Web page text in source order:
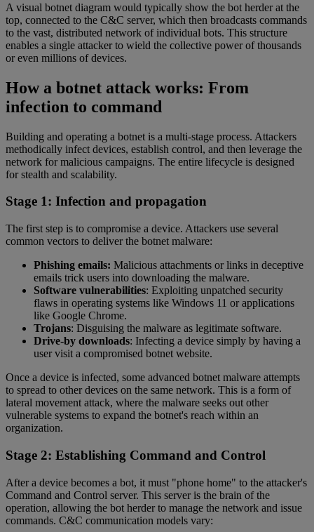
A visual botnet diagram would typically show the bot herder at the
top, connected to the C&C server, which then broadcasts commands
to the vast, distributed network of individual bots. This structure
enables a single attacker to wield the collective power of thousands
or even millions of devices.
How a botnet attack works: From
infection to command
Building and operating a botnet is a multi-stage process. Attackers
methodically infect devices, establish control, and then leverage the
network for malicious campaigns. The entire lifecycle is designed
for stealth and scalability.
Stage 1: Infection and propagation
The first step is to compromise a device. Attackers use several
common vectors to deliver the botnet malware:
Phishing emails: Malicious attachments or links in deceptive
emails trick users into downloading the malware.
Software vulnerabilities: Exploiting unpatched security
flaws in operating systems like Windows 11 or applications
like Google Chrome.
Trojans: Disguising the malware as legitimate software.
Drive-by downloads: Infecting a device simply by having a
user visit a compromised botnet website.
Once a device is infected, some advanced botnet malware attempts
to spread to other devices on the same network. This is a form of
lateral movement attack, where the malware seeks out other
vulnerable systems to expand the botnet's reach within an
organization.
Stage 2: Establishing Command and Control
After a device becomes a bot, it must "phone home" to the attacker's
Command and Control server. This server is the brain of the
operation, allowing the bot herder to manage the network and issue
commands. C&C communication models vary: